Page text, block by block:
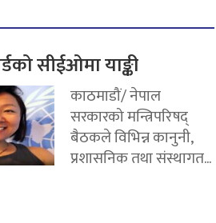
सीईओमा याङ्की
काठमाडौं/ नेपाल
सरकारको मन्त्रिपरिषद्
बैठकले विभिन्न कानुनी,
प्रशासनिक तथा संस्थागत...